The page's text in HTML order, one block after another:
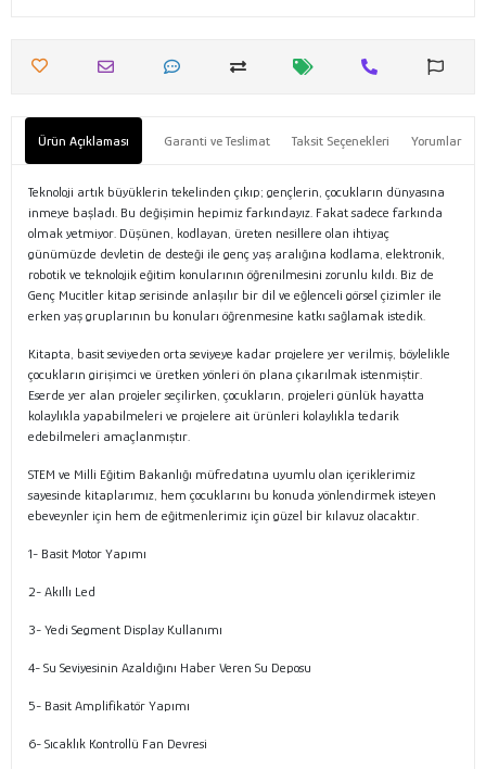
Ürün Açıklaması Garanti ve Teslimat Taksit Seçenekleri Yorumlar
Teknoloji artık büyüklerin tekelinden çıkıp; gençlerin, çocukların dünyasına
inmeye başladı. Bu değişimin hepimiz farkındayız. Fakat sadece farkında
olmak yetmiyor. Düşünen, kodlayan, üreten nesillere olan ihtiyaç
günümüzde devletin de desteği ile genç yaş aralığına kodlama, elektronik,
robotik ve teknolojik eğitim konularının öğrenilmesini zorunlu kıldı. Biz de
Genç Mucitler kitap serisinde anlaşılır bir dil ve eğlenceli görsel çizimler ile
erken yaş gruplarının bu konuları öğrenmesine katkı sağlamak istedik.
Kitapta, basit seviyeden orta seviyeye kadar projelere yer verilmiş, böylelikle
çocukların girişimci ve üretken yönleri ön plana çıkarılmak istenmiştir.
Eserde yer alan projeler seçilirken, çocukların, projeleri günlük hayatta
kolaylıkla yapabilmeleri ve projelere ait ürünleri kolaylıkla tedarik
edebilmeleri amaçlanmıştır.
STEM ve Milli Eğitim Bakanlığı müfredatına uyumlu olan içeriklerimiz
sayesinde kitaplarımız, hem çocuklarını bu konuda yönlendirmek isteyen
ebeveynler için hem de eğitmenlerimiz için güzel bir kılavuz olacaktır.
1- Basit Motor Yapımı
2- Akıllı Led
3- Yedi Segment Display Kullanımı
4- Su Seviyesinin Azaldığını Haber Veren Su Deposu
5- Basit Amplifikatör Yapımı
6- Sıcaklık Kontrollü Fan Devresi